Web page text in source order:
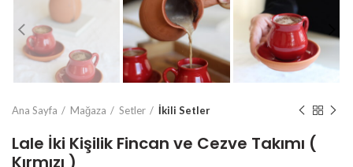
Ana Sayfa Mağaza Setler İkili Setler
Lale İki Kişilik Fincan ve Cezve Takımı (
Kırmızı )